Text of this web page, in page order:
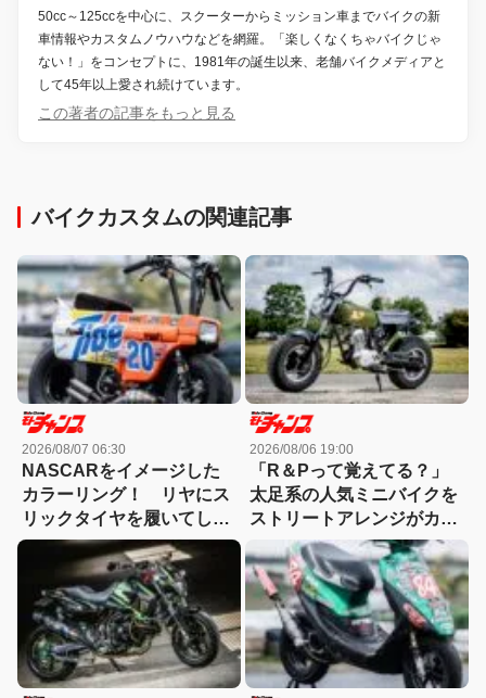
50cc～125ccを中心に、スクーターからミッション車までバイクの新
車情報やカスタムノウハウなどを網羅。「楽しくなくちゃバイクじゃ
ない！」をコンセプトに、1981年の誕生以来、老舗バイクメディアと
して45年以上愛され続けています。
この著者の記事をもっと見る
バイクカスタムの関連記事
2026/08/07 06:30
NASCARをイメージした
カラーリング！ リヤにス
リックタイヤを履いてしま
ったモトコンポ！
2026/08/06 19:00
「R＆Pって覚えてる？」
太足系の人気ミニバイクを
ストリートアレンジがカッ
コ良すぎる！